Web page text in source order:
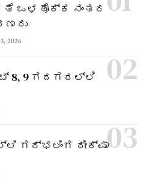
ಒಳಹೊಕ್ಕ ನಂತರ
2026
8, 9 ಗದಗದಲ್ಲಿ
ಗರ್ಭಲಿಂಗ ದೀಕ್ಷಾ